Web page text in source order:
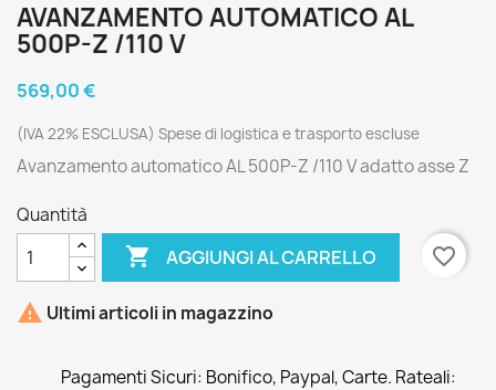
AVANZAMENTO AUTOMATICO AL
500P-Z /110 V
569,00 €
(IVA 22% ESCLUSA) Spese di logistica e trasporto escluse
Avanzamento automatico AL 500P-Z /110 V adatto asse Z
Quantità
 AGGIUNGI AL CARRELLO favorite_border
 Ultimi articoli in magazzino
Pagamenti Sicuri: Bonifico, Paypal, Carte. Rateali: